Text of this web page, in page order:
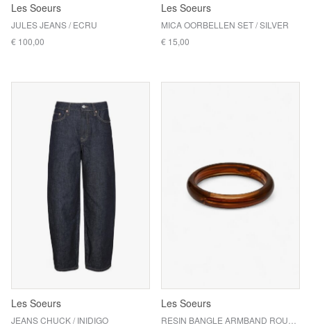
Les Soeurs
JULES JEANS / ECRU
€ 100,00
Les Soeurs
MICA OORBELLEN SET / SILVER
€ 15,00
Les Soeurs
JEANS CHUCK / INIDIGO
Les Soeurs